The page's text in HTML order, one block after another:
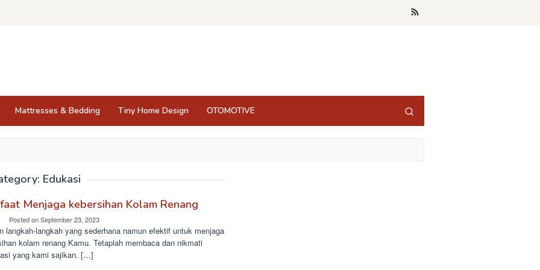
Mattresses & Bedding Tiny Home Design OTOMOTIVE
Edukasi
Menjaga kebersihan Kolam Renang
Posted onSeptember 23, 2023
langkah-langkah yang sederhana namun efektif untuk menjaga
kolam renang Kamu. Tetaplah membaca dan nikmati
yang kami sajikan. […]